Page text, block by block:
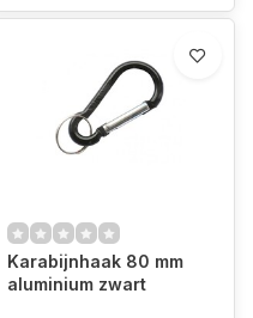
Karabijnhaak 80 mm
aluminium zwart